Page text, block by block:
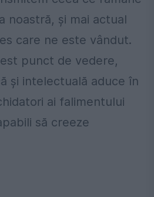
noastră, și mai actual
care ne este vândut.
punct de vedere,
și intelectuală aduce în
ai falimentului
să creeze